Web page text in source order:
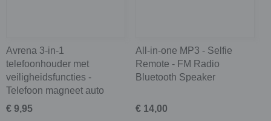
Avrena 3-in-1
telefoonhouder met
veiligheidsfuncties -
Telefoon magneet auto
€ 9,95
All-in-one MP3 - Selfie
Remote - FM Radio
Bluetooth Speaker
€ 14,00